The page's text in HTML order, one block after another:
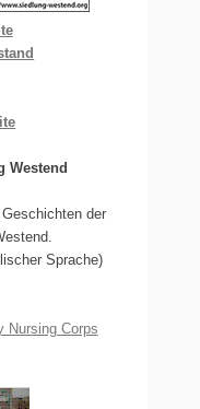
Westend
der
Sprache)
Nursing Corps